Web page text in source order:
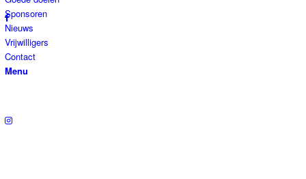
Sponsoren
Nieuws
Vrijwilligers
Contact
Menu